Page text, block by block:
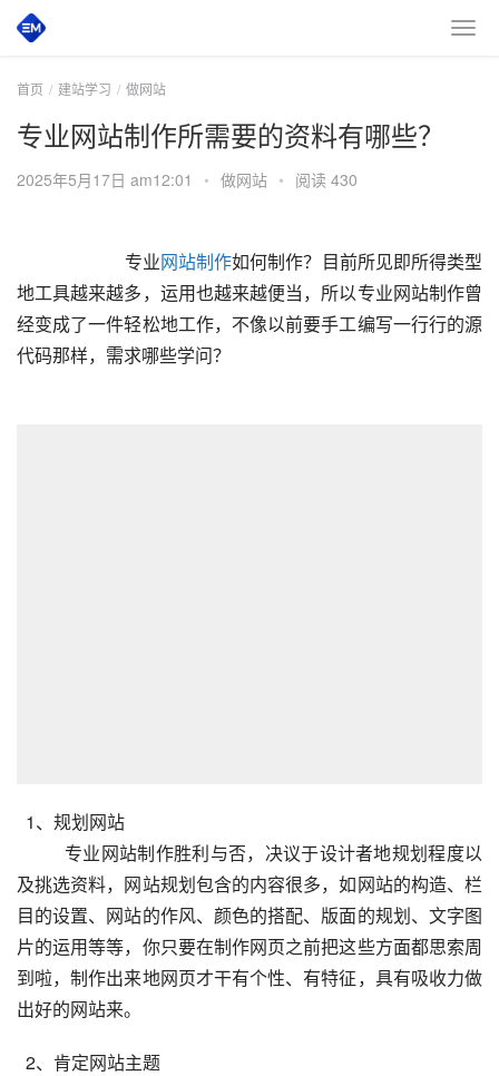
首页 建站学习 做网站
专业网站制作所需要的资料有哪些？
2025年5月17日 am12:01 • 做网站 • 阅读 430
专业网站制作如何制作？目前所见即所得类型
地工具越来越多，运用也越来越便当，所以专业网站制作曾
经变成了一件轻松地工作，不像以前要手工编写一行行的源
代码那样，需求哪些学问？
  1、规划网站
专业网站制作胜利与否，决议于设计者地规划程度以
及挑选资料，网站规划包含的内容很多，如网站的构造、栏
目的设置、网站的作风、颜色的搭配、版面的规划、文字图
片的运用等等，你只要在制作网页之前把这些方面都思索周
到啦，制作出来地网页才干有个性、有特征，具有吸收力做
出好的网站来。
  2、肯定网站主题